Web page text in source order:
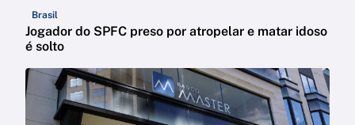
Brasil
Jogador do SPFC preso por atropelar e matar idoso
é solto